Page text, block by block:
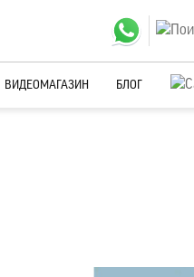
ВИДЕОМАГАЗИН БЛОГ